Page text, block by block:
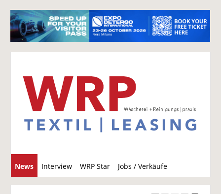
News Interview WRP Star Jobs / Verkäufe
u
c